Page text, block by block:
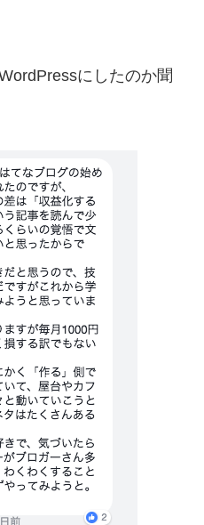
にしたのか聞